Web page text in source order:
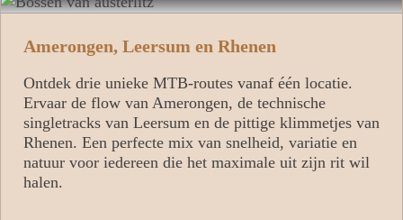
Amerongen, Leersum en Rhenen
Ontdek drie unieke MTB‑routes vanaf één locatie.
Ervaar de flow van Amerongen, de technische
singletracks van Leersum en de pittige klimmetjes van
Rhenen. Een perfecte mix van snelheid, variatie en
natuur voor iedereen die het maximale uit zijn rit wil
halen.